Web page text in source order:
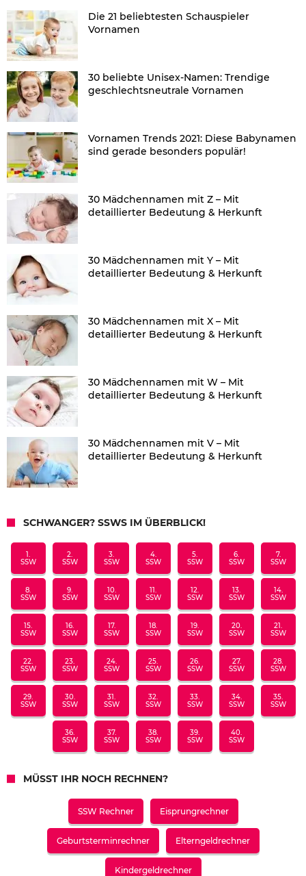
Die 21 beliebtesten Schauspieler
Vornamen
30 beliebte Unisex-Namen: Trendige
geschlechtsneutrale Vornamen
Vornamen Trends 2021: Diese Babynamen
sind gerade besonders populär!
30 Mädchennamen mit Z – Mit
detaillierter Bedeutung & Herkunft
30 Mädchennamen mit Y – Mit
detaillierter Bedeutung & Herkunft
30 Mädchennamen mit X – Mit
detaillierter Bedeutung & Herkunft
30 Mädchennamen mit W – Mit
detaillierter Bedeutung & Herkunft
30 Mädchennamen mit V – Mit
detaillierter Bedeutung & Herkunft
SCHWANGER? SSWS IM ÜBERBLICK!
1.
SSW
2.
SSW
3.
SSW
4.
SSW
5.
SSW
6.
SSW
7.
SSW
8.
SSW
9.
SSW
10.
SSW
11.
SSW
12.
SSW
13.
SSW
14.
SSW
15.
SSW
16.
SSW
17.
SSW
18.
SSW
19.
SSW
20.
SSW
21.
SSW
22.
SSW
23.
SSW
24.
SSW
25.
SSW
26.
SSW
27.
SSW
28.
SSW
29.
SSW
30.
SSW
31.
SSW
32.
SSW
33.
SSW
34.
SSW
35.
SSW
36.
SSW
37.
SSW
38.
SSW
39.
SSW
40.
SSW
MÜSST IHR NOCH RECHNEN?
SSW Rechner Eisprungrechner
Geburtsterminrechner Elterngeldrechner
Kindergeldrechner